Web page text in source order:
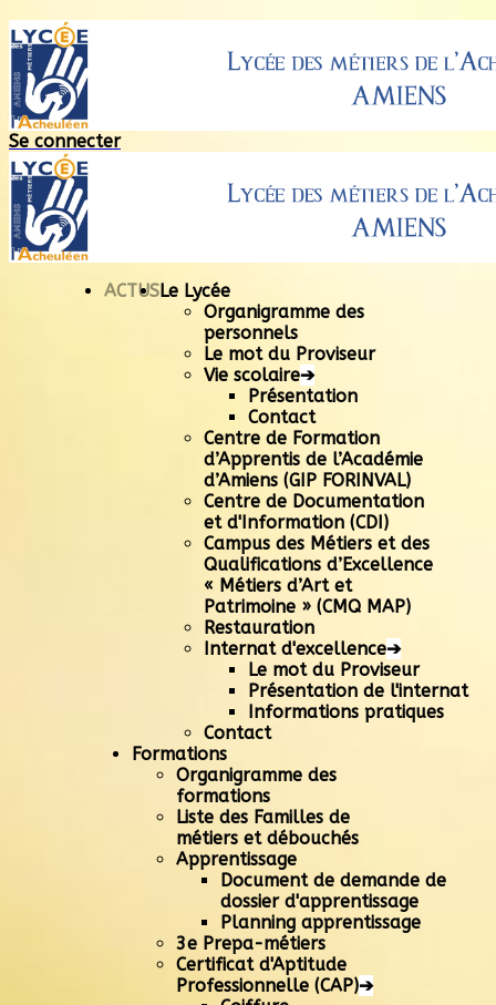
Se connecter
ACTUSLe Lycée
Organigramme des
personnels
Le mot du Proviseur
Vie scolaire➔
Présentation
Contact
Centre de Formation
d’Apprentis de l’Académie
d’Amiens (GIP FORINVAL)
Centre de Documentation
et d'Information (CDI)
Campus des Métiers et des
Qualifications d’Excellence
« Métiers d’Art et
Patrimoine » (CMQ MAP)
Restauration
Internat d'excellence➔
Le mot du Proviseur
Présentation de l'internat
Informations pratiques
Contact
Formations
Organigramme des
formations
Liste des Familles de
métiers et débouchés
Apprentissage
Document de demande de
dossier d'apprentissage
Planning apprentissage
3e Prepa-métiers
Certificat d'Aptitude
Professionnelle (CAP)➔